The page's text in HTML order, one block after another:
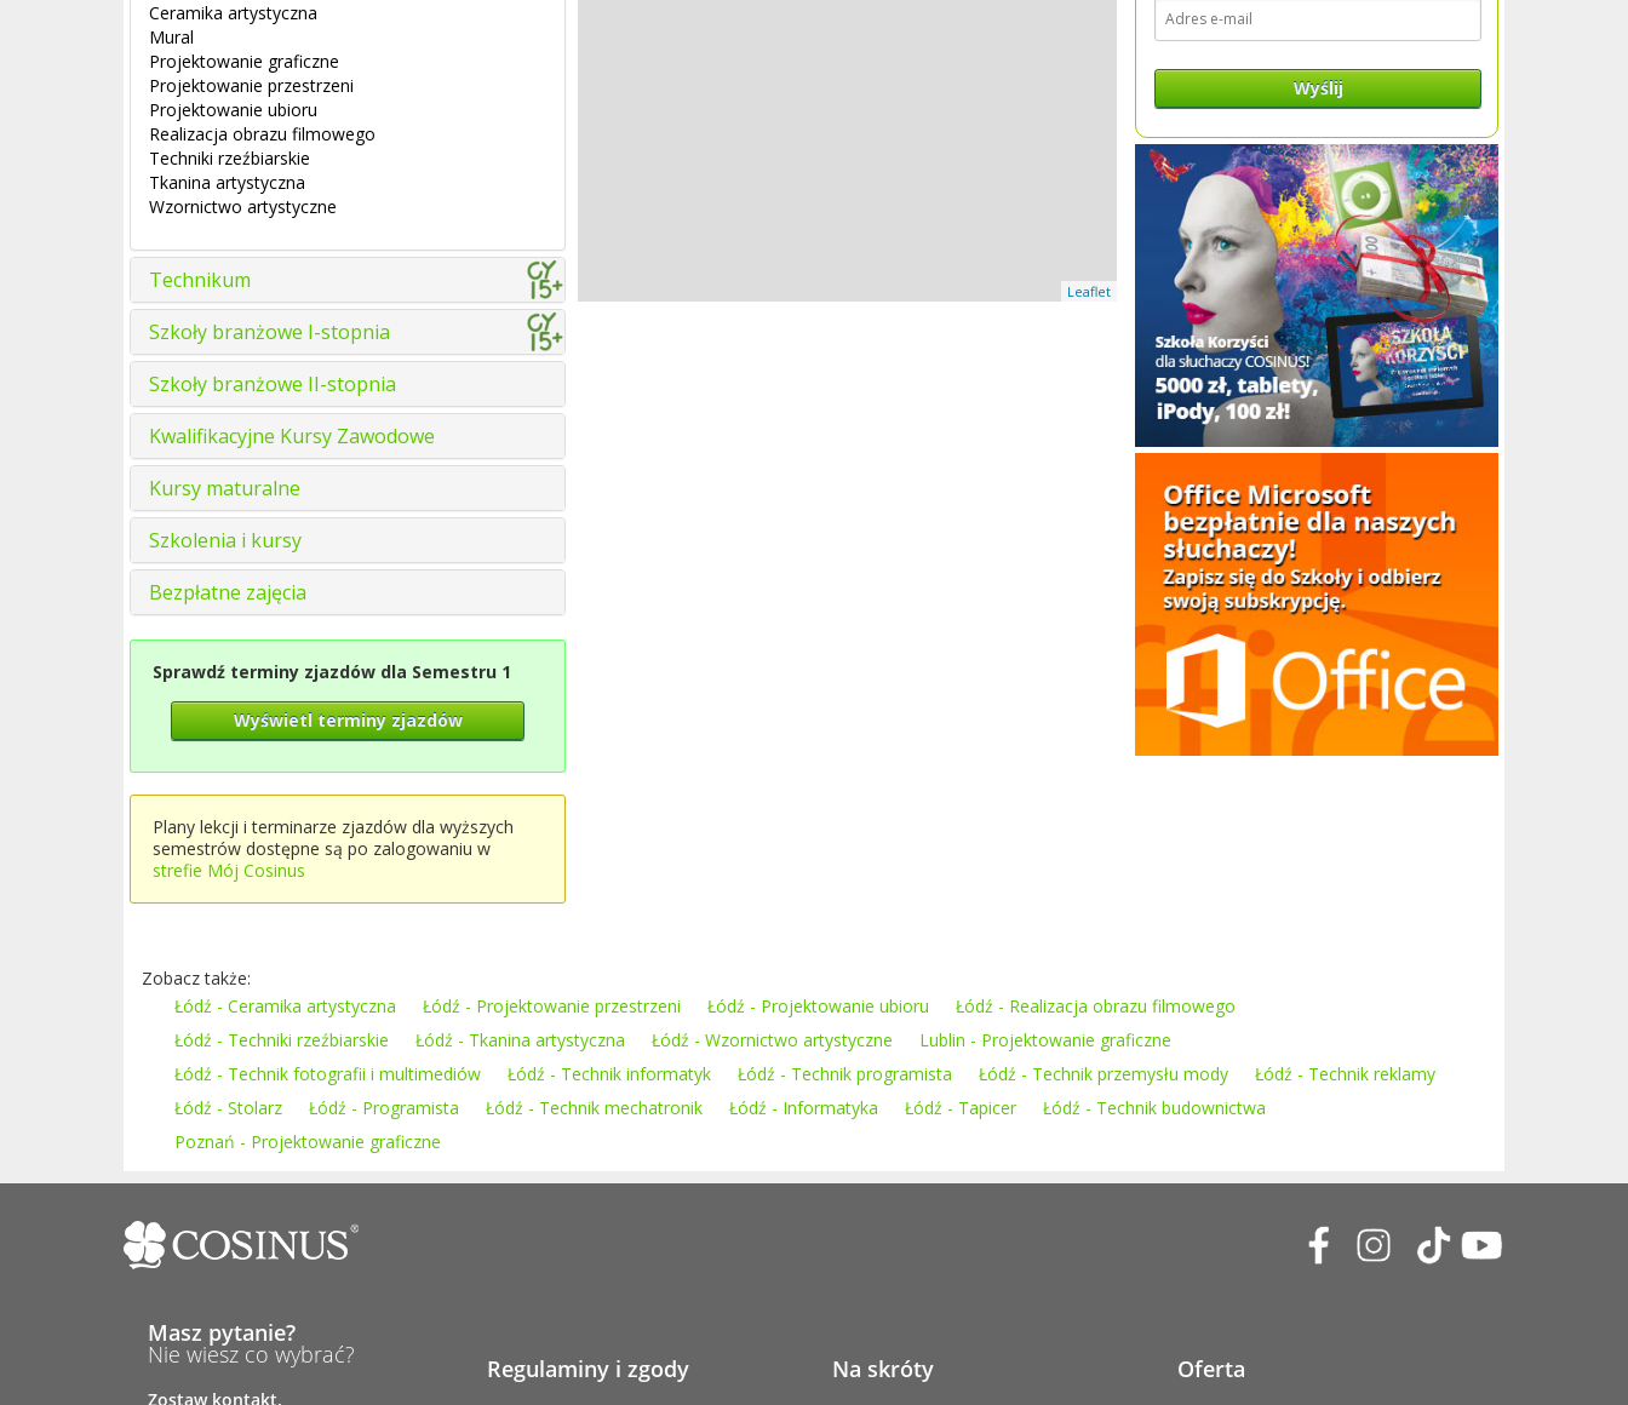
Ceramika artystyczna
Mural
Projektowanie graficzne
Projektowanie przestrzeni
Projektowanie ubioru
Realizacja obrazu filmowego
Techniki rzeźbiarskie
Tkanina artystyczna
Wzornictwo artystyczne
Technikum
Szkoły branżowe I-stopnia
Szkoły branżowe II-stopnia
Kwalifikacyjne Kursy Zawodowe
Kursy maturalne
Szkolenia i kursy
Bezpłatne zajęcia
Sprawdź terminy zjazdów dla Semestru 1
Wyświetl terminy zjazdów
Plany lekcji i terminarze zjazdów dla wyższych
semestrów dostępne są po zalogowaniu w
strefie Mój Cosinus
Leaflet
Wyślij
Zobacz także:
Łódź - Ceramika artystyczna
Łódź - Projektowanie przestrzeni Łódź - Projektowanie ubioru
Łódź - Realizacja obrazu filmowego
Łódź - Techniki rzeźbiarskie
Łódź - Tkanina artystyczna Łódź - Wzornictwo artystyczne
Lublin - Projektowanie graficzne
Łódź - Technik fotografii i multimediów
Łódź - Technik informatyk Łódź - Technik programista Łódź - Technik przemysłu mody
Łódź - Technik reklamy
Łódź - Stolarz
Łódź - Programista Łódź - Technik mechatronik Łódź - Informatyka Łódź - Tapicer
Łódź - Technik budownictwa
Poznań - Projektowanie graficzne
Masz pytanie?
Nie wiesz co wybrać?
Zostaw kontakt.
Regulaminy i zgody Na skróty Oferta